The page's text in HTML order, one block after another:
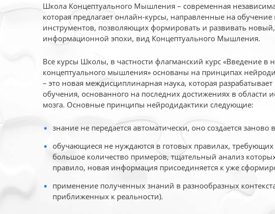
Школа Концептуального Мышления – современная
которая предлагает онлайн-курсы, направленные на
инструментов, позволяющих формировать и развивать
информационной эпохи, вид Концептуального Мышления.
Все курсы Школы, в частности флагманский курс «Введение в
концептуального мышления» основаны на принципах
– это новая междисциплинарная наука, которая
обучения, основанного на последних достижениях в области
мозга. Основные принципы нейродидактики следующие:
знание не передается автоматически, оно создается заново
обучающиеся не нуждаются в готовых правилах,
большое количество примеров, тщательный анализ
правило, новая информация присоединяется к уже
применение полученных знаний в разнообразных
приближенных к реальности).